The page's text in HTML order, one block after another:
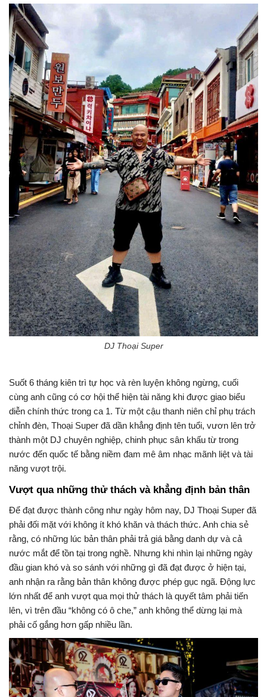
DJ Thoại Super
Suốt 6 tháng kiên trì tự học và rèn luyện không ngừng, cuối
cùng anh cũng có cơ hội thể hiện tài năng khi được giao biểu
diễn chính thức trong ca 1. Từ một cậu thanh niên chỉ phụ trách
chỉnh đèn, Thoại Super đã dần khẳng định tên tuổi, vươn lên trở
thành một DJ chuyên nghiệp, chinh phục sân khấu từ trong
nước đến quốc tế bằng niềm đam mê âm nhạc mãnh liệt và tài
năng vượt trội.
Vượt qua những thử thách và khẳng định bản thân
Để đạt được thành công như ngày hôm nay, DJ Thoại Super đã
phải đối mặt với không ít khó khăn và thách thức. Anh chia sẻ
rằng, có những lúc bản thân phải trả giá bằng danh dự và cả
nước mắt để tồn tại trong nghề. Nhưng khi nhìn lại những ngày
đầu gian khó và so sánh với những gì đã đạt được ở hiện tại,
anh nhận ra rằng bản thân không được phép gục ngã. Động lực
lớn nhất để anh vượt qua mọi thử thách là quyết tâm phải tiến
lên, vì trên đầu “không có ô che,” anh không thể dừng lại mà
phải cố gắng hơn gấp nhiều lần.